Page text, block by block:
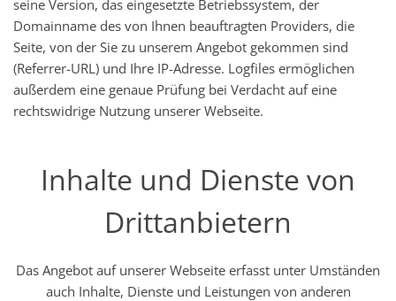
seine Version, das eingesetzte Betriebssystem, der
Domainname des von Ihnen beauftragten Providers, die
Seite, von der Sie zu unserem Angebot gekommen sind
(Referrer-URL) und Ihre IP-Adresse. Logfiles ermöglichen
außerdem eine genaue Prüfung bei Verdacht auf eine
rechtswidrige Nutzung unserer Webseite.
Inhalte und Dienste von
Drittanbietern
Das Angebot auf unserer Webseite erfasst unter Umständen
auch Inhalte, Dienste und Leistungen von anderen